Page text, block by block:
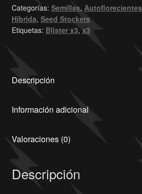
Categorías: Semillas, Autoflorecientes
Hibrida, Seed Stockers
Etiquetas: Blister x3,x3
Descripción
Información adicional
Valoraciones (0)
Descripción